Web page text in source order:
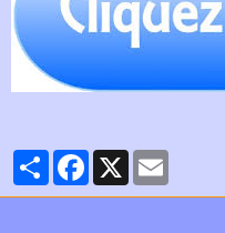
PartagerFacebook
X